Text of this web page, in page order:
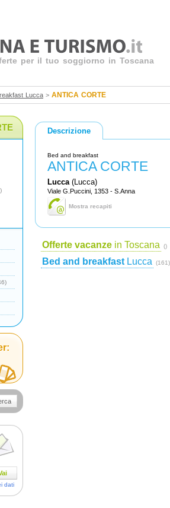
per il tuo soggiorno in Toscana
Lucca > ANTICA CORTE
Descrizione
Bed and breakfast
ANTICA CORTE
Lucca(Lucca)
Viale G.Puccini, 1353 - S.Anna
Mostra recapiti
Offerte vacanze in Toscana ()
Bed and breakfast Lucca (161)
dati